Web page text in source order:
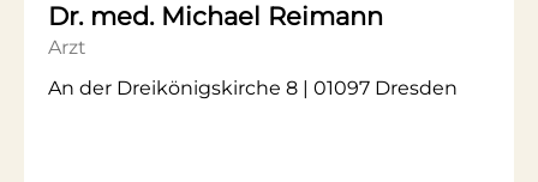
Dr. med. Michael Reimann
Arzt
An der Dreikönigskirche 8 | 01097 Dresden